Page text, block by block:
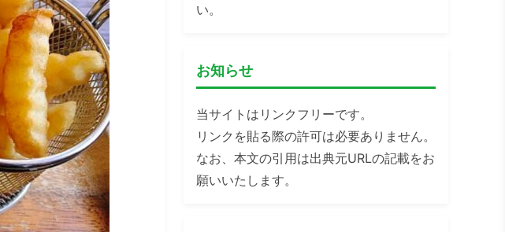
い。
お知らせ
当サイトはリンクフリーです。
リンクを貼る際の許可は必要ありません。
なお、本文の引用は出典元URLの記載をお
願いいたします。